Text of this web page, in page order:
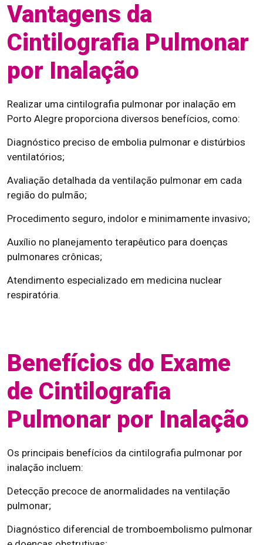
Vantagens da
Cintilografia Pulmonar
por Inalação
Realizar uma cintilografia pulmonar por inalação em
Porto Alegre proporciona diversos benefícios, como:
Diagnóstico preciso de embolia pulmonar e distúrbios
ventilatórios;
Avaliação detalhada da ventilação pulmonar em cada
região do pulmão;
Procedimento seguro, indolor e minimamente invasivo;
Auxílio no planejamento terapêutico para doenças
pulmonares crônicas;
Atendimento especializado em medicina nuclear
respiratória.
Benefícios do Exame
de Cintilografia
Pulmonar por Inalação
Os principais benefícios da cintilografia pulmonar por
inalação incluem:
Detecção precoce de anormalidades na ventilação
pulmonar;
Diagnóstico diferencial de tromboembolismo pulmonar